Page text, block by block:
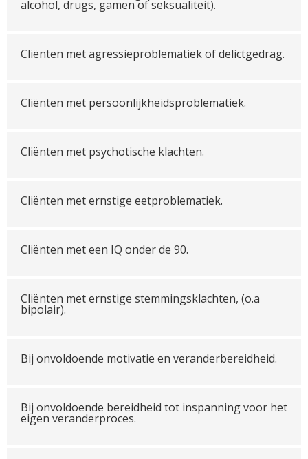
alcohol, drugs, gamen of seksualiteit).
Cliënten met agressieproblematiek of delictgedrag.
Cliënten met persoonlijkheidsproblematiek.
Cliënten met psychotische klachten.
Cliënten met ernstige eetproblematiek.
Cliënten met een IQ onder de 90.
Cliënten met ernstige stemmingsklachten, (o.a
bipolair).
Bij onvoldoende motivatie en veranderbereidheid.
Bij onvoldoende bereidheid tot inspanning voor het
eigen veranderproces.